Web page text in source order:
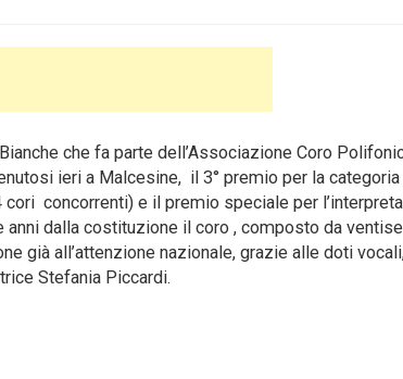
che fa parte dell’Associazione Coro
ieri a Malcesine, il 3° premio per la categoria
concorrenti) e il premio speciale per
anni dalla costituzione il coro , composto da
già all’attenzione nazionale, grazie alle doti
Stefania Piccardi.